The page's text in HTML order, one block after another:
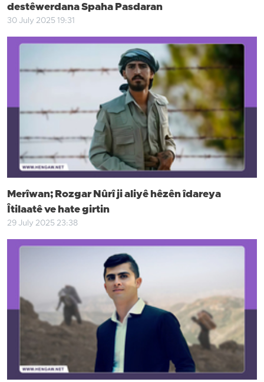
destêwerdana Spaha Pasdaran
30 July 2025 19:31
Merîwan; Rozgar Nûrî ji aliyê hêzên îdareya
Îtilaatê ve hate girtin
29 July 2025 23:38